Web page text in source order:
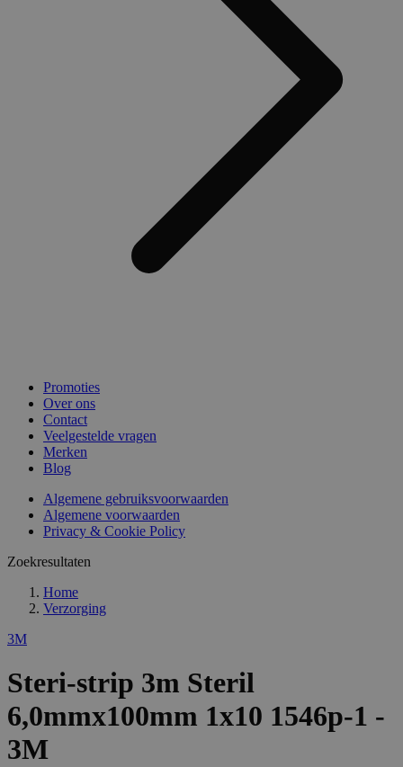
Promoties
Over ons
Contact
Veelgestelde vragen
Merken
Blog
Algemene gebruiksvoorwaarden
Algemene voorwaarden
Privacy & Cookie Policy
Zoekresultaten
Home
Verzorging
3M
Steri-strip 3m Steril
6,0mmx100mm 1x10 1546p-1 -
3M